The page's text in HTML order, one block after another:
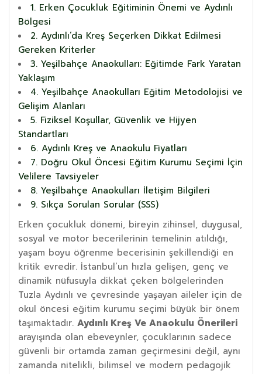
1. Erken Çocukluk Eğitiminin Önemi ve Aydınlı
Bölgesi
2. Aydınlı’da Kreş Seçerken Dikkat Edilmesi
Gereken Kriterler
3. Yeşilbahçe Anaokulları: Eğitimde Fark Yaratan
Yaklaşım
4. Yeşilbahçe Anaokulları Eğitim Metodolojisi ve
Gelişim Alanları
5. Fiziksel Koşullar, Güvenlik ve Hijyen
Standartları
6. Aydınlı Kreş ve Anaokulu Fiyatları
7. Doğru Okul Öncesi Eğitim Kurumu Seçimi İçin
Velilere Tavsiyeler
8. Yeşilbahçe Anaokulları İletişim Bilgileri
9. Sıkça Sorulan Sorular (SSS)
Erken çocukluk dönemi, bireyin zihinsel, duygusal,
sosyal ve motor becerilerinin temelinin atıldığı,
yaşam boyu öğrenme becerisinin şekillendiği en
kritik evredir. İstanbul’un hızla gelişen, genç ve
dinamik nüfusuyla dikkat çeken bölgelerinden
Tuzla Aydınlı ve çevresinde yaşayan aileler için de
okul öncesi eğitim kurumu seçimi büyük bir önem
taşımaktadır. Aydınlı Kreş Ve Anaokulu Önerileri
arayışında olan ebeveynler, çocuklarının sadece
güvenli bir ortamda zaman geçirmesini değil, aynı
zamanda nitelikli, bilimsel ve modern pedagojik